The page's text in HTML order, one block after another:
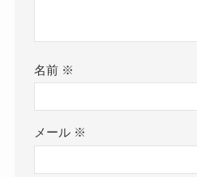
名前 ※
メール ※